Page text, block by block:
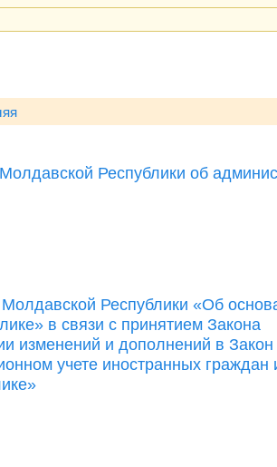
Республики об
Республики «Об
в связи с принятием Закона
изменений и дополнений в Закон
учете иностранных граждан